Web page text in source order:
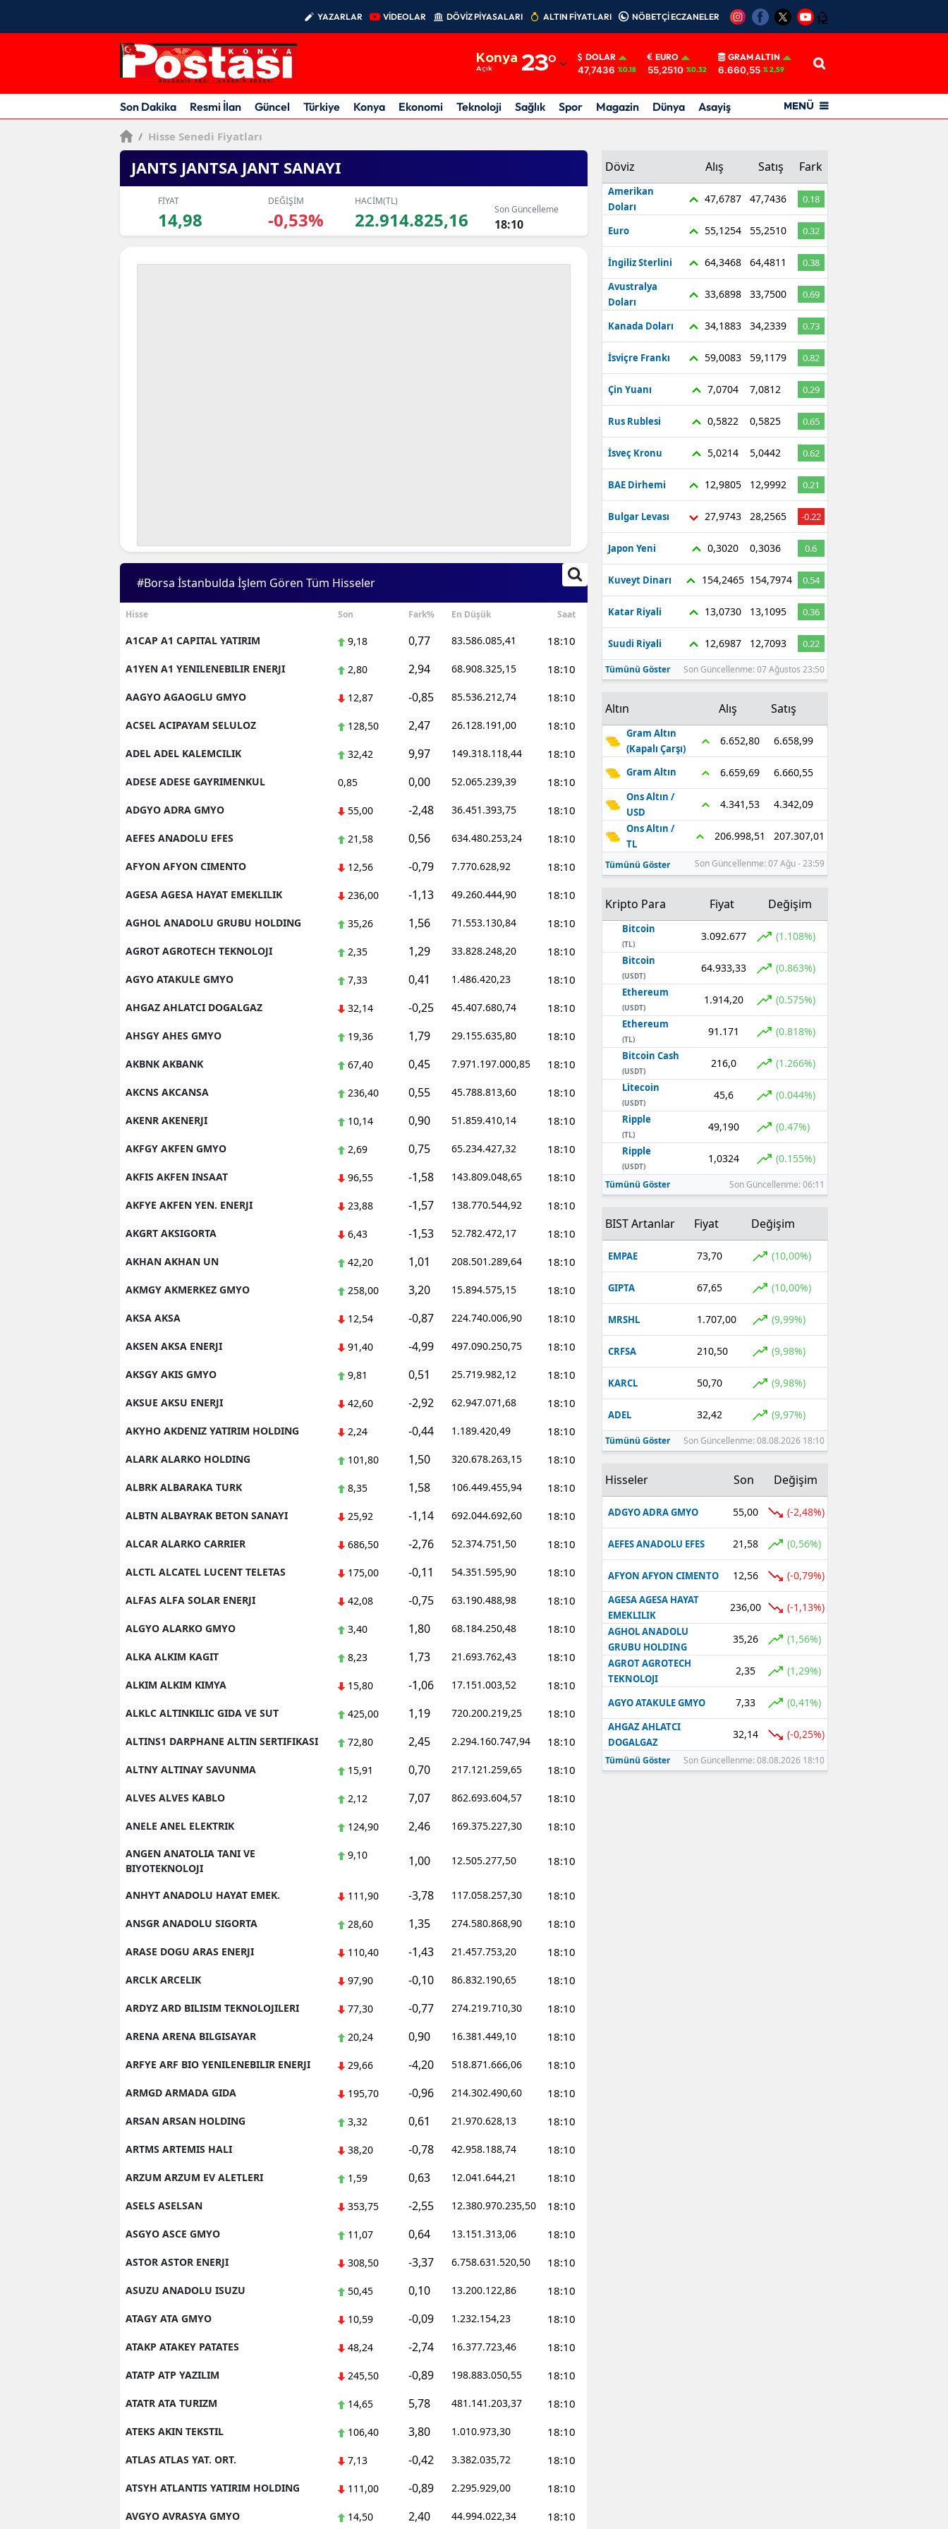
YAZARLAR VİDEOLAR DÖVİZ PİYASALARI ALTIN FİYATLARI NÖBETÇİ ECZANELER 12
Konya
Açık 23°
Adıyaman
Afyonkarahisar
Ankara
Antalya
Çorum
Diyarbakır
Edirne
Elazığ
Kırşehir
Kocaeli
Konya
Kütahya
Malatya
Manisa
Kahramanmaraş
Mardin
Muğla
Muş
Nevşehir
Niğde
Ordu
Rize
Sakarya
Samsun
Siirt
Sinop
Sivas
Tekirdağ
Tokat
Trabzon
Tunceli
Şanlıurfa
Uşak
Van
Yozgat
Zonguldak
Aksaray
Bayburt
Karaman
Kırıkkale
Batman
Şırnak
Bartın
Ardahan
Iğdır
Yalova
Karabük
Kilis
Osmaniye
Düzce
DOLAR
47,7436 %0.18
EURO
55,2510 %0.32
GRAM ALTIN
6.660,55 % 2,59
Son Dakika Resmi İlan Güncel Türkiye Konya Ekonomi Teknoloji Sağlık Spor Magazin Dünya Asayiş MENÜ
/ Hisse Senedi Fiyatları
JANTS JANTSA JANT SANAYI
FİYAT
14,98
DEĞİŞİM
-0,53%
HACİM(TL)
22.914.825,16 Son Güncelleme
18:10
#Borsa İstanbulda İşlem Gören Tüm Hisseler
Hisse Son Fark% En Düşük Saat
A1CAP A1 CAPITAL YATIRIM 9,18 0,77 83.586.085,41 18:10
A1YEN A1 YENILENEBILIR ENERJI 2,80 2,94 68.908.325,15 18:10
AAGYO AGAOGLU GMYO 12,87 -0,85 85.536.212,74 18:10
ACSEL ACIPAYAM SELULOZ 128,50 2,47 26.128.191,00 18:10
ADEL ADEL KALEMCILIK 32,42 9,97 149.318.118,44 18:10
ADESE ADESE GAYRIMENKUL 0,85 0,00 52.065.239,39 18:10
ADGYO ADRA GMYO 55,00 -2,48 36.451.393,75 18:10
AEFES ANADOLU EFES 21,58 0,56 634.480.253,24 18:10
AFYON AFYON CIMENTO 12,56 -0,79 7.770.628,92 18:10
AGESA AGESA HAYAT EMEKLILIK 236,00 -1,13 49.260.444,90 18:10
AGHOL ANADOLU GRUBU HOLDING 35,26 1,56 71.553.130,84 18:10
AGROT AGROTECH TEKNOLOJI 2,35 1,29 33.828.248,20 18:10
AGYO ATAKULE GMYO 7,33 0,41 1.486.420,23 18:10
AHGAZ AHLATCI DOGALGAZ 32,14 -0,25 45.407.680,74 18:10
AHSGY AHES GMYO 19,36 1,79 29.155.635,80 18:10
AKBNK AKBANK 67,40 0,45 7.971.197.000,85 18:10
AKCNS AKCANSA 236,40 0,55 45.788.813,60 18:10
AKENR AKENERJI 10,14 0,90 51.859.410,14 18:10
AKFGY AKFEN GMYO 2,69 0,75 65.234.427,32 18:10
AKFIS AKFEN INSAAT 96,55 -1,58 143.809.048,65 18:10
AKFYE AKFEN YEN. ENERJI 23,88 -1,57 138.770.544,92 18:10
AKGRT AKSIGORTA 6,43 -1,53 52.782.472,17 18:10
AKHAN AKHAN UN 42,20 1,01 208.501.289,64 18:10
AKMGY AKMERKEZ GMYO 258,00 3,20 15.894.575,15 18:10
AKSA AKSA 12,54 -0,87 224.740.006,90 18:10
AKSEN AKSA ENERJI 91,40 -4,99 497.090.250,75 18:10
AKSGY AKIS GMYO 9,81 0,51 25.719.982,12 18:10
AKSUE AKSU ENERJI 42,60 -2,92 62.947.071,68 18:10
AKYHO AKDENIZ YATIRIM HOLDING 2,24 -0,44 1.189.420,49 18:10
ALARK ALARKO HOLDING 101,80 1,50 320.678.263,15 18:10
ALBRK ALBARAKA TURK 8,35 1,58 106.449.455,94 18:10
ALBTN ALBAYRAK BETON SANAYI 25,92 -1,14 692.044.692,60 18:10
ALCAR ALARKO CARRIER 686,50 -2,76 52.374.751,50 18:10
ALCTL ALCATEL LUCENT TELETAS 175,00 -0,11 54.351.595,90 18:10
ALFAS ALFA SOLAR ENERJI 42,08 -0,75 63.190.488,98 18:10
ALGYO ALARKO GMYO 3,40 1,80 68.184.250,48 18:10
ALKA ALKIM KAGIT 8,23 1,73 21.693.762,43 18:10
ALKIM ALKIM KIMYA 15,80 -1,06 17.151.003,52 18:10
ALKLC ALTINKILIC GIDA VE SUT 425,00 1,19 720.200.219,25 18:10
ALTINS1 DARPHANE ALTIN SERTIFIKASI 72,80 2,45 2.294.160.747,94 18:10
ALTNY ALTINAY SAVUNMA 15,91 0,70 217.121.259,65 18:10
ALVES ALVES KABLO 2,12 7,07 862.693.604,57 18:10
ANELE ANEL ELEKTRIK 124,90 2,46 169.375.227,30 18:10
ANGEN ANATOLIA TANI VE
BIYOTEKNOLOJI
9,10 1,00 12.505.277,50 18:10
ANHYT ANADOLU HAYAT EMEK. 111,90 -3,78 117.058.257,30 18:10
ANSGR ANADOLU SIGORTA 28,60 1,35 274.580.868,90 18:10
ARASE DOGU ARAS ENERJI 110,40 -1,43 21.457.753,20 18:10
ARCLK ARCELIK 97,90 -0,10 86.832.190,65 18:10
ARDYZ ARD BILISIM TEKNOLOJILERI 77,30 -0,77 274.219.710,30 18:10
ARENA ARENA BILGISAYAR 20,24 0,90 16.381.449,10 18:10
ARFYE ARF BIO YENILENEBILIR ENERJI 29,66 -4,20 518.871.666,06 18:10
ARMGD ARMADA GIDA 195,70 -0,96 214.302.490,60 18:10
ARSAN ARSAN HOLDING 3,32 0,61 21.970.628,13 18:10
ARTMS ARTEMIS HALI 38,20 -0,78 42.958.188,74 18:10
ARZUM ARZUM EV ALETLERI 1,59 0,63 12.041.644,21 18:10
ASELS ASELSAN 353,75 -2,55 12.380.970.235,50 18:10
ASGYO ASCE GMYO 11,07 0,64 13.151.313,06 18:10
ASTOR ASTOR ENERJI 308,50 -3,37 6.758.631.520,50 18:10
ASUZU ANADOLU ISUZU 50,45 0,10 13.200.122,86 18:10
ATAGY ATA GMYO 10,59 -0,09 1.232.154,23 18:10
ATAKP ATAKEY PATATES 48,24 -2,74 16.377.723,46 18:10
ATATP ATP YAZILIM 245,50 -0,89 198.883.050,55 18:10
ATATR ATA TURIZM 14,65 5,78 481.141.203,37 18:10
ATEKS AKIN TEKSTIL 106,40 3,80 1.010.973,30 18:10
ATLAS ATLAS YAT. ORT. 7,13 -0,42 3.382.035,72 18:10
ATSYH ATLANTIS YATIRIM HOLDING 111,00 -0,89 2.295.929,00 18:10
AVGYO AVRASYA GMYO 14,50 2,40 44.994.022,34 18:10
Döviz Alış Satış Fark
Amerikan
Doları
47,6787 47,7436 0.18
Euro 55,1254 55,2510 0.32
İngiliz Sterlini 64,3468 64,4811
0.38
Avustralya
Doları
33,6898 33,7500 0.69
Kanada Doları 34,1883 34,2339 0.73
İsviçre Frankı 59,0083 59,1179 0.82
Çin Yuanı 7,0704 7,0812 0.29
Rus Rublesi 0,5822 0,5825 0.65
İsveç Kronu 5,0214 5,0442 0.62
BAE Dirhemi 12,9805 12,9992 0.21
Bulgar Levası 27,9743 28,2565 -0.22
Japon Yeni 0,3020 0,3036 0.6
Kuveyt Dinarı 154,2465 154,7974 0.54
Katar Riyali 13,0730 13,1095 0.36
Suudi Riyali 12,6987 12,7093 0.22
Tümünü Göster Son Güncellenme: 07 Ağustos 23:50
Altın Alış Satış
Gram Altın
(Kapalı Çarşı)
6.652,80 6.658,99
Gram Altın 6.659,69 6.660,55
Ons Altın /
USD
4.341,53 4.342,09
Ons Altın /
TL
206.998,51 207.307,01
Tümünü Göster Son Güncellenme: 07 Ağu - 23:59
Kripto Para Fiyat Değişim
Bitcoin
(TL)
3.092.677 (1.108%)
Bitcoin
(USDT)
64.933,33 (0.863%)
Ethereum
(USDT)
1.914,20 (0.575%)
Ethereum
(TL)
91.171 (0.818%)
Bitcoin Cash
(USDT)
216,0 (1.266%)
Litecoin
(USDT)
45,6 (0.044%)
Ripple
(TL)
49,190 (0.47%)
Ripple
(USDT)
1,0324 (0.155%)
Tümünü Göster Son Güncellenme: 06:11
BIST Artanlar Fiyat Değişim
EMPAE 73,70 (10,00%)
GIPTA 67,65 (10,00%)
MRSHL 1.707,00 (9,99%)
CRFSA 210,50 (9,98%)
KARCL 50,70 (9,98%)
ADEL 32,42 (9,97%)
Tümünü Göster Son Güncellenme: 08.08.2026 18:10
Hisseler Son Değişim
ADGYO ADRA GMYO 55,00 (-2,48%)
AEFES ANADOLU EFES 21,58 (0,56%)
AFYON AFYON CIMENTO 12,56 (-0,79%)
AGESA AGESA HAYAT
EMEKLILIK
236,00 (-1,13%)
AGHOL ANADOLU
GRUBU HOLDING
35,26 (1,56%)
AGROT AGROTECH
TEKNOLOJI
2,35 (1,29%)
AGYO ATAKULE GMYO 7,33 (0,41%)
AHGAZ AHLATCI
DOGALGAZ
32,14 (-0,25%)
Tümünü Göster Son Güncellenme: 08.08.2026 18:10